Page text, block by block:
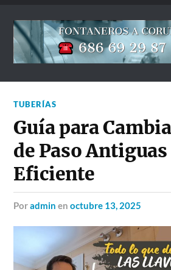
TUBERÍAS
Guía para
de Paso
Eficiente
poradmin enoctubre 13, 2025